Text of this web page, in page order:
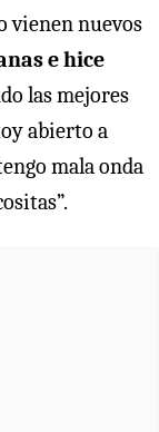
vienen nuevos
e hice
las mejores
abierto a
mala onda